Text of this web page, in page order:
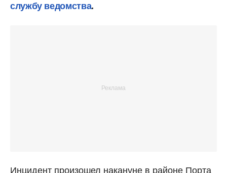
службу ведомства.
Инцидент произошел накануне в районе Порта